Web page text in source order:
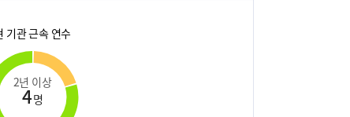
기관 근속 연수
2년 이상
4명